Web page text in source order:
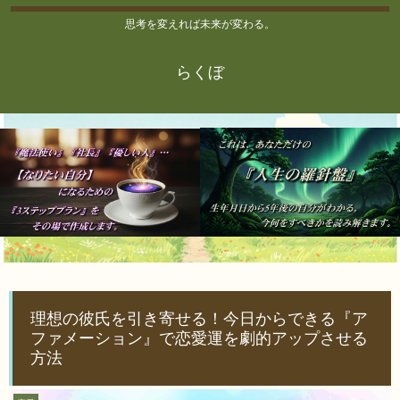
思考を変えれば未来が変わる。
らくぼ
理想の彼氏を引き寄せる！今日からできる『ア
ファメーション』で恋愛運を劇的アップさせる
方法